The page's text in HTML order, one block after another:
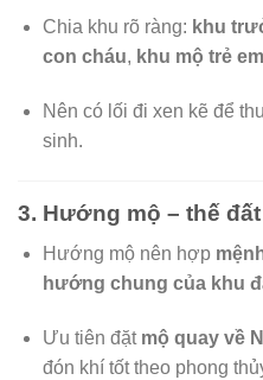
Chia khu rõ ràng: khu
con cháu, khu mộ trẻ
Nên có lối đi xen kẽ để
sinh.
3. Hướng mộ – thế đất
Hướng mộ nên hợp
hướng chung của khu
Ưu tiên đặt mộ quay về
đón khí tốt theo phong